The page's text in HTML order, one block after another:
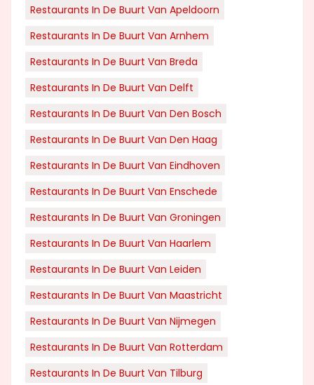
Restaurants In De Buurt Van Apeldoorn
Restaurants In De Buurt Van Arnhem
Restaurants In De Buurt Van Breda
Restaurants In De Buurt Van Delft
Restaurants In De Buurt Van Den Bosch
Restaurants In De Buurt Van Den Haag
Restaurants In De Buurt Van Eindhoven
Restaurants In De Buurt Van Enschede
Restaurants In De Buurt Van Groningen
Restaurants In De Buurt Van Haarlem
Restaurants In De Buurt Van Leiden
Restaurants In De Buurt Van Maastricht
Restaurants In De Buurt Van Nijmegen
Restaurants In De Buurt Van Rotterdam
Restaurants In De Buurt Van Tilburg